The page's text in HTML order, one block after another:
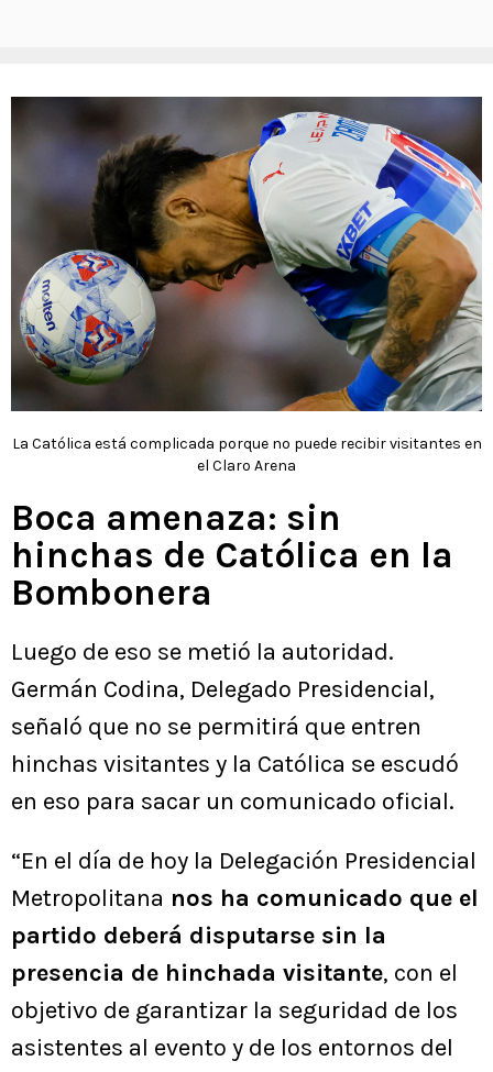
La Católica está complicada porque no puede recibir visitantes en
el Claro Arena
Boca amenaza: sin
hinchas de Católica en la
Bombonera
Luego de eso se metió la autoridad.
Germán Codina, Delegado Presidencial,
señaló que no se permitirá que entren
hinchas visitantes y la Católica se escudó
en eso para sacar un comunicado oficial.
“En el día de hoy la Delegación Presidencial
Metropolitana nos ha comunicado que el
partido deberá disputarse sin la
presencia de hinchada visitante, con el
objetivo de garantizar la seguridad de los
asistentes al evento y de los entornos del